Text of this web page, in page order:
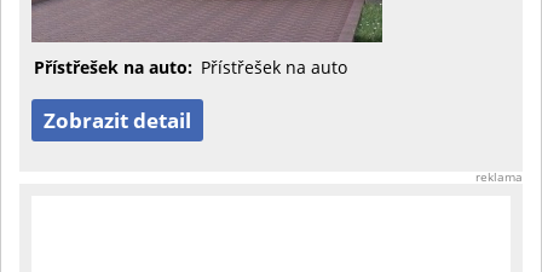
Přístřešek na auto: Přístřešek na auto
Zobrazit detail
reklama